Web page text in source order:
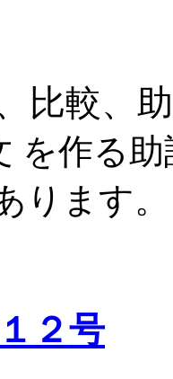
比較、
を作る
ります。
２号